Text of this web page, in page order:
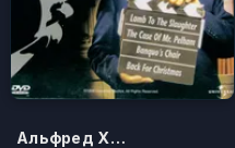
Альфред Хичкок представляет